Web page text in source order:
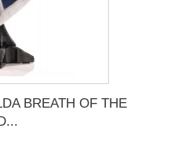
BREATH OF THE